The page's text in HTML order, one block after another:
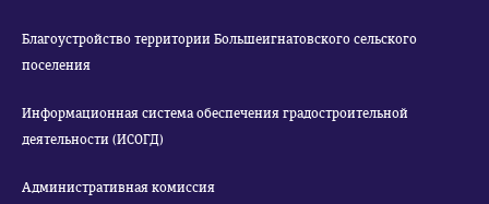
Благоустройство территории Большеигнатовского сельского
поселения
Информационная система обеспечения градостроительной
деятельности (ИСОГД)
Административная комиссия